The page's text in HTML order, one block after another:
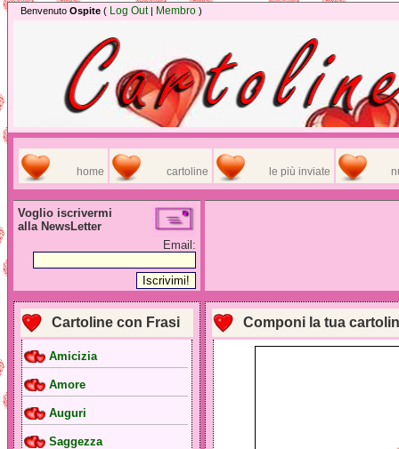
Benvenuto Ospite ( Log Out| Membro )
home cartoline le più inviate
Voglio iscrivermi
alla NewsLetter
Email:
Cartoline con Frasi
Amicizia
Amore
Auguri
Saggezza
Componi la tua